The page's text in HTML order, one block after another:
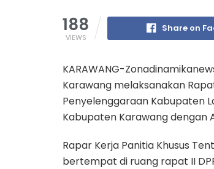
188
VIEWS
Share on
KARAWANG-
Karawang melaksanakan
Penyelenggaraan Kabupaten
Kabupaten Karawang dengan
Rapar Kerja Panitia Khusus
bertempat di ruang rapat II